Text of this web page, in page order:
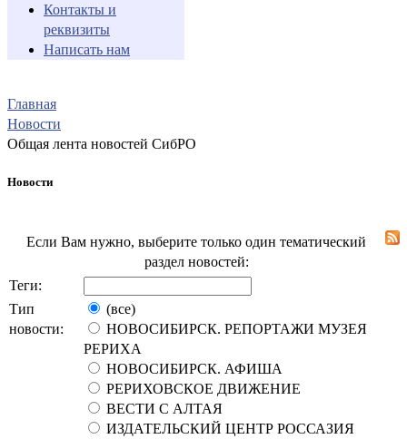
Контакты и
реквизиты
Написать нам
Главная
Новости
Общая лента новостей СибРО
Новости
Если Вам нужно, выберите только один тематический
раздел новостей:
Теги:
Тип
новости:
(все)
НОВОСИБИРСК. РЕПОРТАЖИ МУЗЕЯ
РЕРИХА
НОВОСИБИРСК. АФИША
РЕРИХОВСКОЕ ДВИЖЕНИЕ
ВЕСТИ С АЛТАЯ
ИЗДАТЕЛЬСКИЙ ЦЕНТР РОССАЗИЯ